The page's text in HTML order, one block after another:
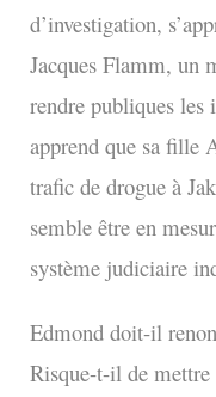
d’investigation,
Jacques Flamm, un
rendre publiques
apprend que sa fille
trafic de drogue à
semble être en
système judiciaire
Edmond doit-il
Risque-t-il de